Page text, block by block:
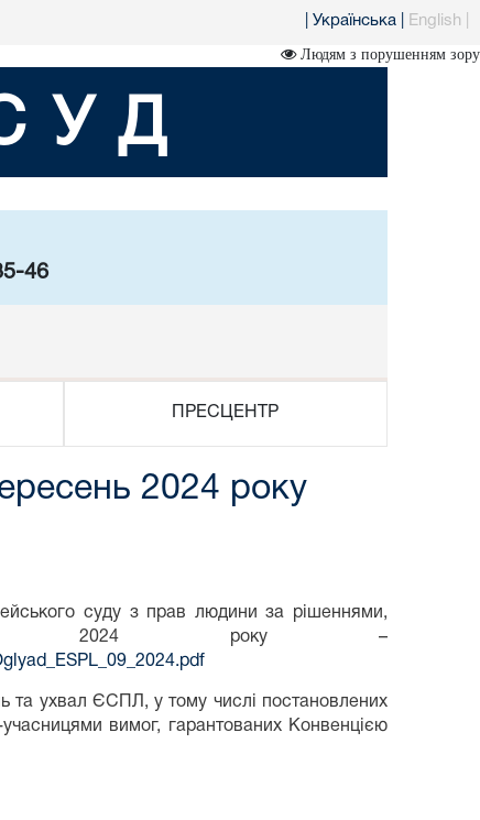
Українська English
Людям з порушенням зору
46
ПРЕСЦЕНТР
2024 року
суду з прав людини за рішеннями,
2024 року –
та ухвал ЄСПЛ, у тому числі постановлених
вимог, гарантованих Конвенцією